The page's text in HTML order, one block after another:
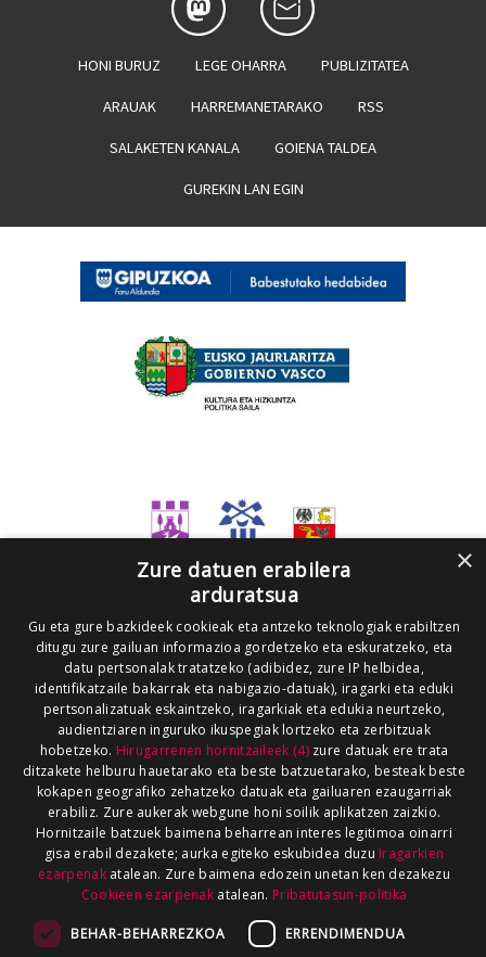
HONI BURUZ LEGE OHARRA PUBLIZITATEA
ARAUAK HARREMANETARAKO RSS
SALAKETEN KANALA GOIENA TALDEA
GUREKIN LAN EGIN
×
Zure datuen erabilera
arduratsua
Gu eta gure bazkideek cookieak eta antzeko teknologiak erabiltzen
ditugu zure gailuan informazioa gordetzeko eta eskuratzeko, eta
datu pertsonalak tratatzeko (adibidez, zure IP helbidea,
identifikatzaile bakarrak eta nabigazio-datuak), iragarki eta eduki
pertsonalizatuak eskaintzeko, iragarkiak eta edukia neurtzeko,
audientziaren inguruko ikuspegiak lortzeko eta zerbitzuak
hobetzeko. Hirugarrenen hornitzaileek (4)zure datuak ere trata
ditzakete helburu hauetarako eta beste batzuetarako, besteak beste
kokapen geografiko zehatzeko datuak eta gailuaren ezaugarriak
erabiliz. Zure aukerak webgune honi soilik aplikatzen zaizkio.
Hornitzaile batzuek baimena beharrean interes legitimoa oinarri
gisa erabil dezakete; aurka egiteko eskubidea duzu Iragarkien
ezarpenakatalean. Zure baimena edozein unetan ken dezakezu
Cookieen ezarpenak atalean. Pribatutasun-politika
BEHAR-BEHARREZKOA ERRENDIMENDUA